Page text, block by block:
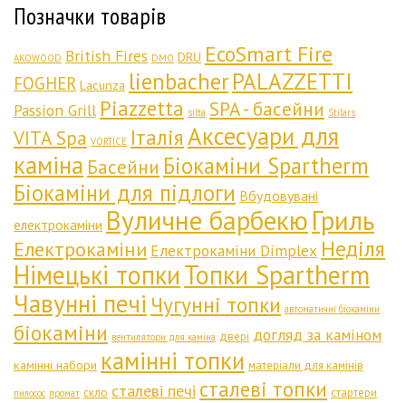
Позначки товарів
AKOWOOD British Fires DMO DRU EcoSmart Fire
FOGHER Lacunza lienbacherPALAZZETTI
Passion Grill Piazzetta silta SPA - басейни Stilars
VITA Spa VORTICE Італія Аксесуари для
каміна Басейни Біокаміни Spartherm
Біокаміни для підлоги Вбудовувані
електрокаміни Вуличне барбекюГриль
Електрокаміни Електрокаміни Dimplex Неділя
Німецькі топкиТопки Spartherm
Чавунні печі Чугунні топки автоматичні біокаміни
біокаміни вентилятори для каміна двері догляд за каміном
камінні набори камінні топки матеріали для камінів
пилосос промат скло сталеві печі сталеві топки стартери